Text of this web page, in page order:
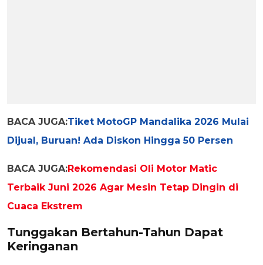
BACA JUGA:Tiket MotoGP Mandalika 2026 Mulai
Dijual, Buruan! Ada Diskon Hingga 50 Persen
BACA JUGA:Rekomendasi Oli Motor Matic
Terbaik Juni 2026 Agar Mesin Tetap Dingin di
Cuaca Ekstrem
Tunggakan Bertahun-Tahun Dapat
Keringanan